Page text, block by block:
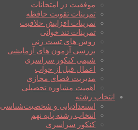
موفقیت در امتحانات
تمرینات تقویت حافظه
تمرینات افزایش خلاقیت
تمرینات تند خوانی
روش های تست زنی
بررسی آزمون های آزمایشی
شیمی کنکور سراسری
اعمال قبل از خواب
مدیریت فضای مجازی
اهمیت مشاوره تحصیلی
انتخاب رشته
استعدادیابی و شخصیت‌شناسی
انتخاب رشته پایه نهم
کنکور سراسری